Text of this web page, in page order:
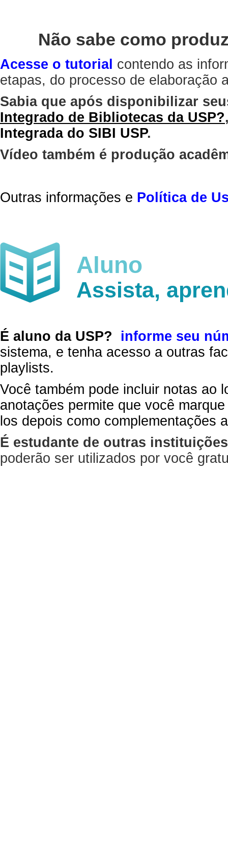
Não sabe como
Acesse o tutorial contendo as
etapas, do processo de elaboração
Sabia que após disponibilizar
Integrado de Bibliotecas da USP?
Integrada do SIBI USP.
Vídeo também é produção
Outras informações e Política de
Aluno
Assista,
É aluno da USP?
informe seu
sistema, e tenha acesso a outras
playlists.
Você também pode incluir notas ao
anotações permite que você
los depois como complementações
É estudante de outras
poderão ser utilizados por você